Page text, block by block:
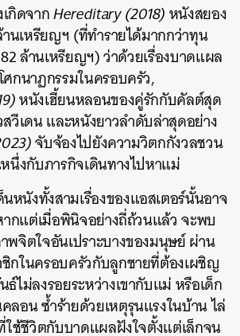
กิดจากHereditary (2018)หนังสยอง
นเหรียญฯ (ที่ทำรายได้มากกว่าทุน
ล้านเหรียญฯ) ว่าด้วยเรื่องบาดแผล
กนาฏกรรมในครอบครัว,
หนังเฮี้ยนหลอนของคู่รักกับคัลต์สุด
วีเดน และหนังยาวลำดับล่าสุดอย่าง
จับจ้องไปยังความวิตกกังวลชวน
นึ่งกับภารกิจเดินทางไปหาแม่
นหนังทั้งสามเรื่องของแอสเตอร์นั้นอาจ
กแต่เมื่อพินิจอย่างถี่ถ้วนแล้ว จะพบ
พจิตใจอันเปราะบางของมนุษย์ ผ่าน
ในครอบครัวกับลูกชายที่ต้องเผชิญ
ไม่ลงรอยระหว่างเขากับแม่ หรือเด็ก
ลอน ซ้ำร้ายด้วยเหตุรุนแรงในบ้าน ไล่
ใช้ชีวิตกับบาดแผลฝังใจตั้งแต่เล็กจน